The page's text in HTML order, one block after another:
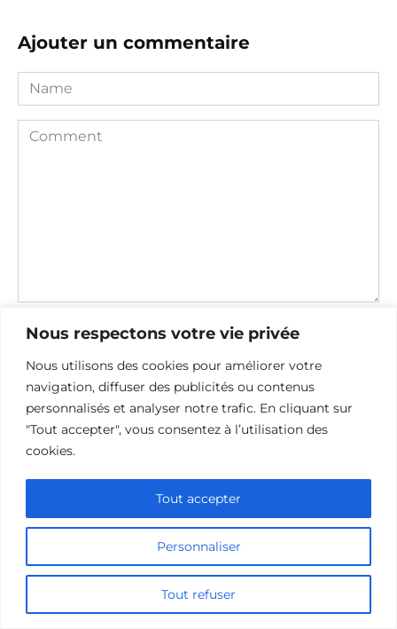
Nous respectons votre vie privée
Nous utilisons des cookies pour améliorer votre
navigation, diffuser des publicités ou contenus
personnalisés et analyser notre trafic. En cliquant sur
"Tout accepter", vous consentez à l’utilisation des
cookies.
Personnaliser
Tout refuser
Tout accepter
Ajouter un commentaire
Name
Comment
Save my name, email, and website in this browser for the
next time I comment.
Politique de confidentialité
Politique d’utilisation des cookies